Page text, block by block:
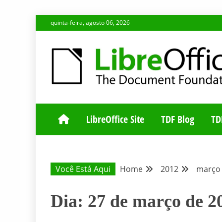
to
quinta-feira, agosto 06, 2026
BLOG DA
LibreOffice Site TDF Blog
Você Está Aqui Home 2012 março
Dia: 27 de março de